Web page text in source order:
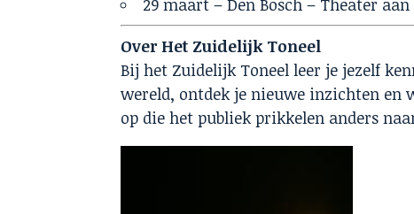
29 maart – Den Bosch – Theater aan
Over Het Zuidelijk Toneel
Bij het Zuidelijk Toneel leer je jezelf
wereld, ontdek je nieuwe inzichten en
op die het publiek prikkelen anders